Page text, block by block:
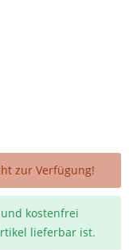
zur Verfügung!
kostenfrei
lieferbar ist.